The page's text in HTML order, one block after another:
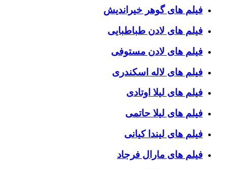
فیلم های گوهر خیراندیش
فیلم های لادن طباطبایی
فیلم های لادن مستوفی
فیلم های لاله اسکندری
فیلم های لیلا اوتادی
فیلم های لیلا حاتمی
فیلم های لیندا کیانی
فیلم های مارال فرجاد